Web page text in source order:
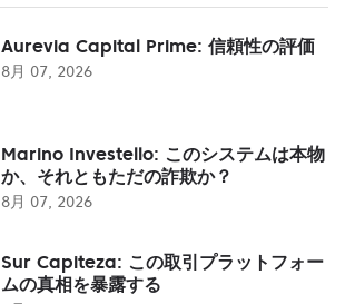
Aurevia Capital Prime: 信頼性の評価
8月 07, 2026
Marino Investello: このシステムは本物
か、それともただの詐欺か？
8月 07, 2026
Sur Capiteza: この取引プラットフォー
ムの真相を暴露する